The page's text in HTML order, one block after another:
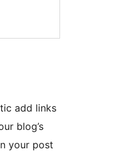
add links
blog’s
your post